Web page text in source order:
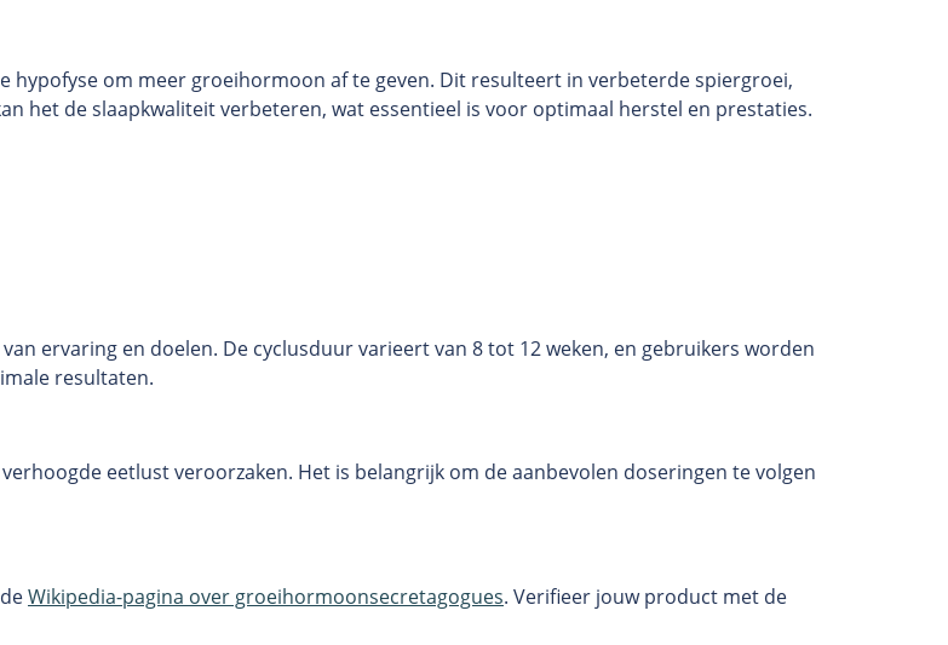
om meer groeihormoon af te geven. Dit resulteert in verbeterde spiergroei,
het de slaapkwaliteit verbeteren, wat essentieel is voor optimaal herstel en prestaties.
ervaring en doelen. De cyclusduur varieert van 8 tot 12 weken, en gebruikers worden
resultaten.
eetlust veroorzaken. Het is belangrijk om de aanbevolen doseringen te volgen
Wikipedia-pagina over groeihormoonsecretagogues. Verifieer jouw product met de